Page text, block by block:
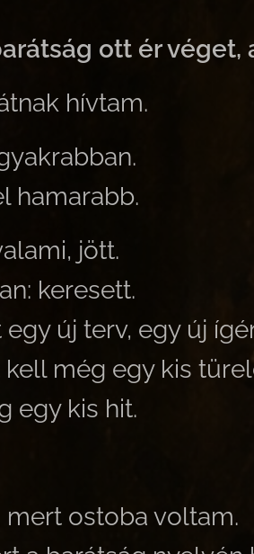
ott ér véget,
hívtam.
hamarabb.
jött.
keresett.
új terv, egy új
még egy kis
egy kis hit.
mert ostoba voltam.